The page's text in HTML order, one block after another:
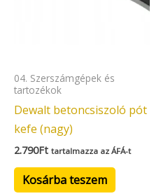
04. Szerszámgépek és
tartozékok
Dewalt betoncsiszoló pót
kefe (nagy)
2.790Ft tartalmazza az ÁFÁ-t
Kosárba teszem